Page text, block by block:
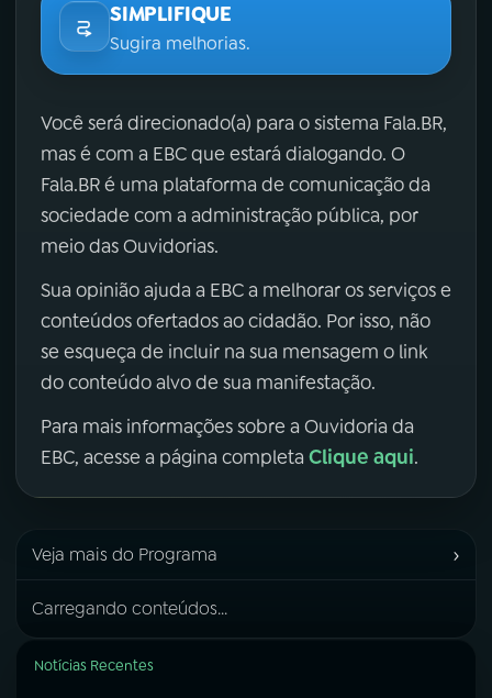
SIMPLIFIQUE
Sugira melhorias.
Você será direcionado(a) para o sistema Fala.BR,
mas é com a EBC que estará dialogando. O
Fala.BR é uma plataforma de comunicação da
sociedade com a administração pública, por
meio das Ouvidorias.
Sua opinião ajuda a EBC a melhorar os serviços e
conteúdos ofertados ao cidadão. Por isso, não
se esqueça de incluir na sua mensagem o link
do conteúdo alvo de sua manifestação.
Para mais informações sobre a Ouvidoria da
EBC, acesse a página completa Clique aqui.
Veja mais do Programa ›
Carregando conteúdos...
Notícias Recentes